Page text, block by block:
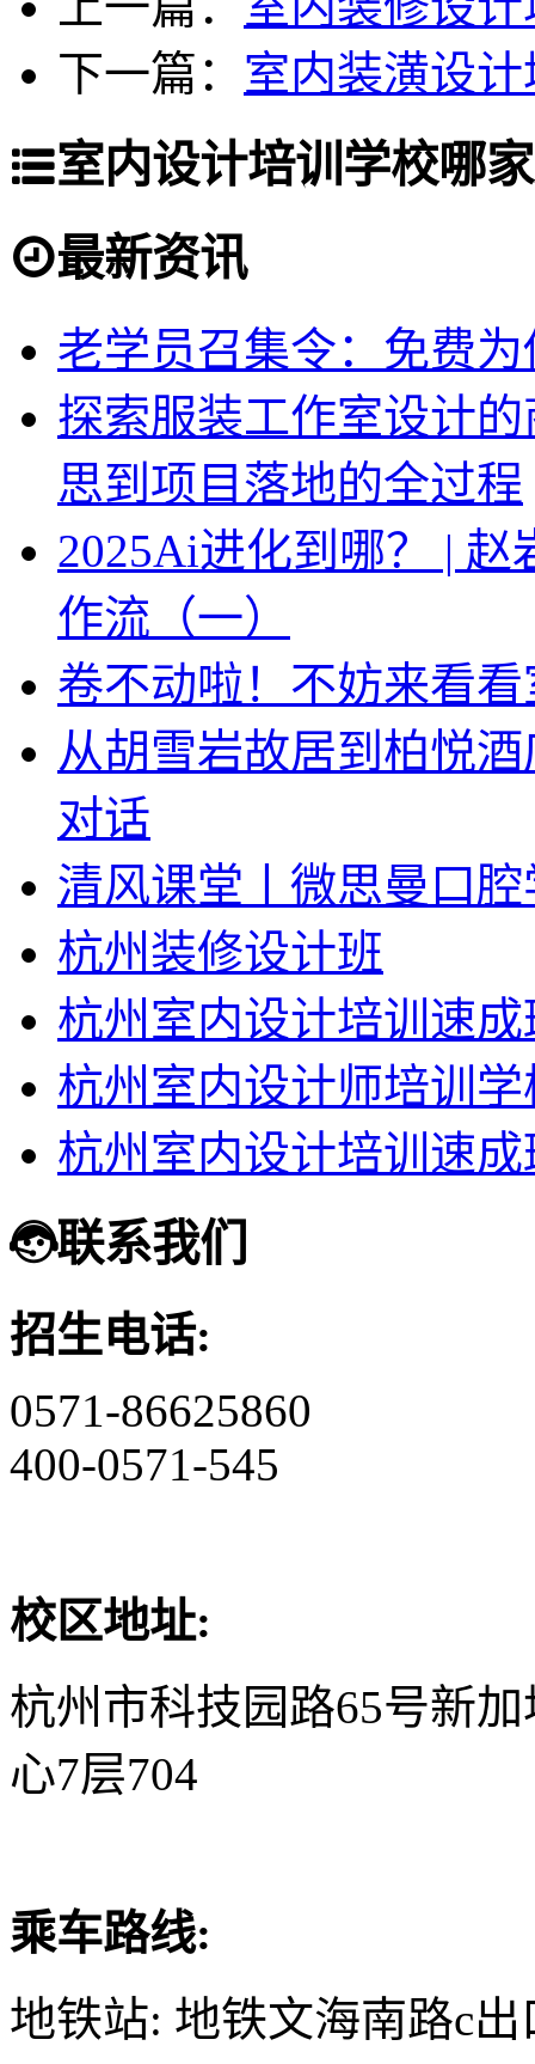
下一篇： 室内装潢设
室内设计培训学校哪
最新资讯
老学员召集令：免费
探索服装工作室设计
思到项目落地的全过程
2025Ai进化到哪？ |
作流（一）
卷不动啦！不妨来看
从胡雪岩故居到柏悦
对话
清风课堂丨微思曼口
杭州装修设计班
杭州室内设计培训速成
杭州室内设计师培训
杭州室内设计培训速成
联系我们
招生电话:
0571-86625860
400-0571-545
校区地址:
杭州市科技园路65号新
心7层704
乘车路线:
地铁站: 地铁文海南路c出